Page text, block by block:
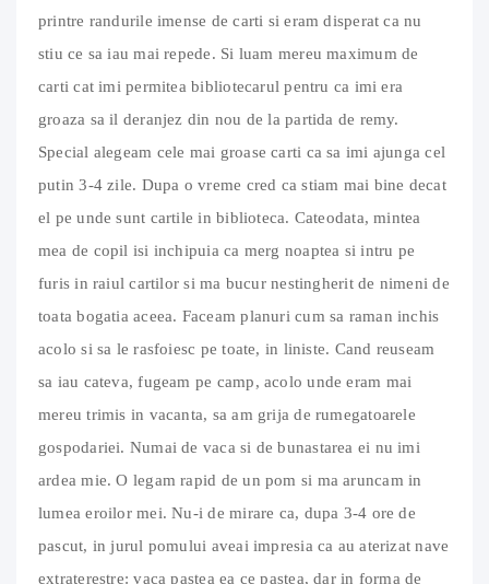
printre randurile imense de carti si eram disperat ca nu
stiu ce sa iau mai repede. Si luam mereu maximum de
carti cat imi permitea bibliotecarul pentru ca imi era
groaza sa il deranjez din nou de la partida de remy.
Special alegeam cele mai groase carti ca sa imi ajunga cel
putin 3-4 zile. Dupa o vreme cred ca stiam mai bine decat
el pe unde sunt cartile in biblioteca. Cateodata, mintea
mea de copil isi inchipuia ca merg noaptea si intru pe
furis in raiul cartilor si ma bucur nestingherit de nimeni de
toata bogatia aceea. Faceam planuri cum sa raman inchis
acolo si sa le rasfoiesc pe toate, in liniste. Cand reuseam
sa iau cateva, fugeam pe camp, acolo unde eram mai
mereu trimis in vacanta, sa am grija de rumegatoarele
gospodariei. Numai de vaca si de bunastarea ei nu imi
ardea mie. O legam rapid de un pom si ma aruncam in
lumea eroilor mei. Nu-i de mirare ca, dupa 3-4 ore de
pascut, in jurul pomului aveai impresia ca au aterizat nave
extraterestre: vaca pastea ea ce pastea, dar in forma de